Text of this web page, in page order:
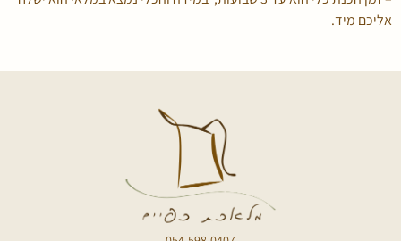
אליכם מיד.